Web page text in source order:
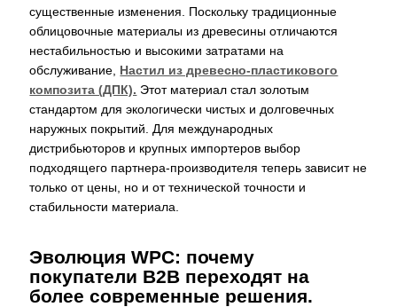
существенные изменения. Поскольку традиционные
облицовочные материалы из древесины отличаются
нестабильностью и высокими затратами на
обслуживание, Настил из древесно-пластикового
композита (ДПК). Этот материал стал золотым
стандартом для экологически чистых и долговечных
наружных покрытий. Для международных
дистрибьюторов и крупных импортеров выбор
подходящего партнера-производителя теперь зависит не
только от цены, но и от технической точности и
стабильности материала.
Эволюция WPC: почему
покупатели B2B переходят на
более современные решения.